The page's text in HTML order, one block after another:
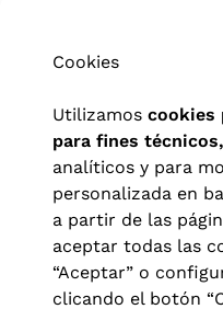
Cookies
Utilizamos cookies
para fines técnicos,
analíticos y para
personalizada en
a partir de las
aceptar todas las
“Aceptar” o
clicando el botón